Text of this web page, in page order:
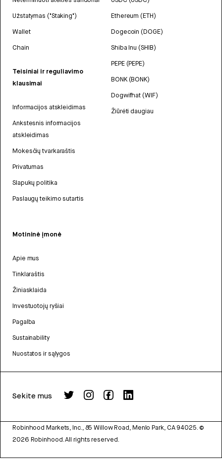
Užstatymas ("Staking")
Wallet
Chain
Teisiniai ir reguliavimo
klausimai
Informacijos atskleidimas
Ankstesnis informacijos
atskleidimas
Mokesčių tvarkaraštis
Privatumas
Slapukų politika
Paslaugų teikimo sutartis
Ethereum (ETH)
Dogecoin (DOGE)
Shiba Inu (SHIB)
PEPE (PEPE)
BONK (BONK)
Dogwifhat (WIF)
Žiūrėti daugiau
Motininė įmonė
Apie mus
Tinklaraštis
Žiniasklaida
Investuotojų ryšiai
Pagalba
Sustainability
Nuostatos ir sąlygos
Sekite mus
Robinhood Markets, Inc., 85 Willow Road, Menlo Park, CA 94025. ©
2026 Robinhood. All rights reserved.